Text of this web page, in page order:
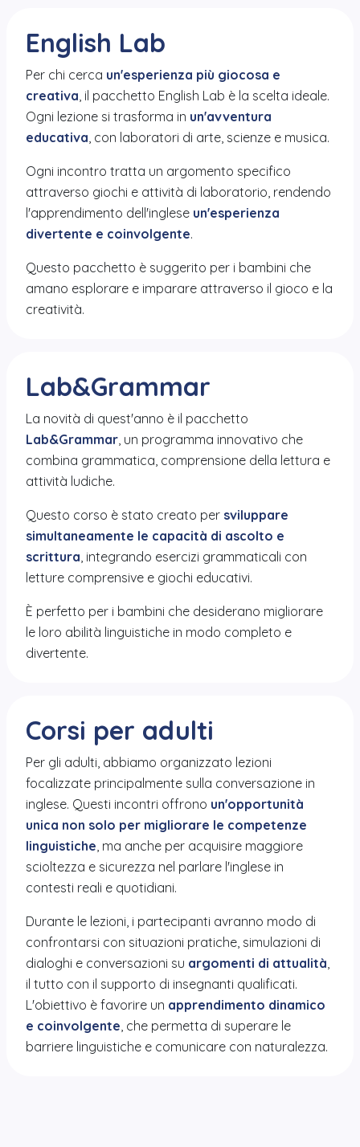
English Lab
Per chi cerca un'esperienza più giocosa e
creativa , il pacchetto English Lab è la scelta ideale.
Ogni lezione si trasforma in un'avventura
educativa , con laboratori di arte, scienze e musica.
Ogni incontro tratta un argomento specifico
attraverso giochi e attività di laboratorio, rendendo
l'apprendimento dell'inglese un'esperienza
divertente e coinvolgente.
Questo pacchetto è suggerito per i bambini che
amano esplorare e imparare attraverso il gioco e la
creatività.
Lab&Grammar
La novità di quest'anno è il pacchetto
Lab&Grammar , un programma innovativo che
combina grammatica, comprensione della lettura e
attività ludiche.
Questo corso è stato creato per sviluppare
simultaneamente le capacità di ascolto e
scrittura , integrando esercizi grammaticali con
letture comprensive e giochi educativi.
È perfetto per i bambini che desiderano migliorare
le loro abilità linguistiche in modo completo e
divertente.
Corsi per adulti
Per gli adulti, abbiamo organizzato lezioni
focalizzate principalmente sulla conversazione in
inglese. Questi incontri offrono un'opportunità
unica non solo per migliorare le competenze
linguistiche , ma anche per acquisire maggiore
scioltezza e sicurezza nel parlare l'inglese in
contesti reali e quotidiani.
Durante le lezioni, i partecipanti avranno modo di
confrontarsi con situazioni pratiche, simulazioni di
dialoghi e conversazioni su argomenti di attualità
il tutto con il supporto di insegnanti qualificati.
L'obiettivo è favorire un apprendimento dinamico
e coinvolgente , che permetta di superare le
barriere linguistiche e comunicare con naturalezza.